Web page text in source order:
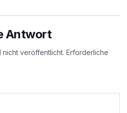
Antwort
nicht veröffentlicht. Erforderliche